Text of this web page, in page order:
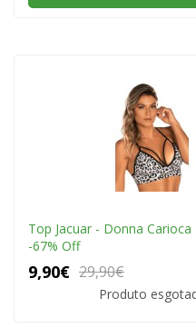
Top Jacuar - Donna
-67% Off
9,90€ 29,90€
Produto